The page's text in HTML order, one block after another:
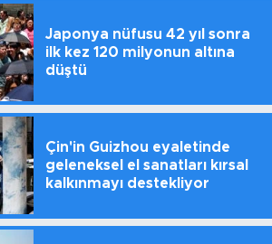
Japonya nüfusu 42 yıl sonra
ilk kez 120 milyonun altına
düştü
Çin'in Guizhou eyaletinde
geleneksel el sanatları kırsal
kalkınmayı destekliyor